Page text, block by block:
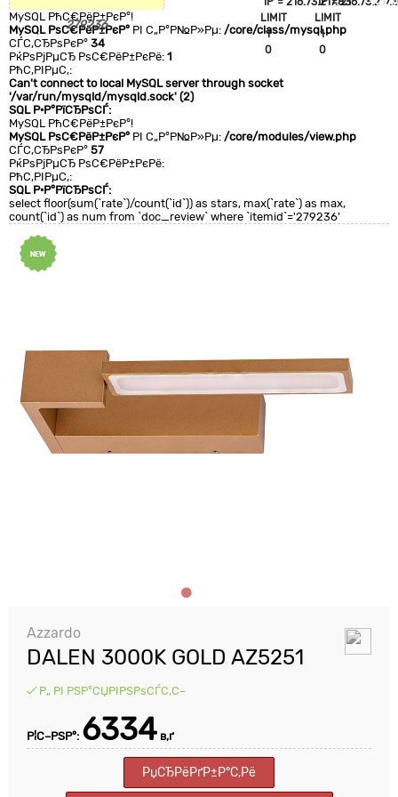
LIMIT
1
0
LIMIT
1
0
279236
MySQL РћС€РёР±РєР°!
MySQL РѕС€РёР±РєР° РІ С„Р°Р№Р»Рµ: /core/class/mysql.php
СЃС‚СЂРѕРєР° 34
РќРѕРјРµСЂ РѕС€РёР±РєРё: 1
РћС‚РІРµС‚:
Can't connect to local MySQL server through socket
'/var/run/mysqld/mysqld.sock' (2)
SQL Р·Р°РїСЂРѕСЃ:
MySQL РћС€РёР±РєР°!
MySQL РѕС€РёР±РєР° РІ С„Р°Р№Р»Рµ: /core/modules/view.php
СЃС‚СЂРѕРєР° 57
РќРѕРјРµСЂ РѕС€РёР±РєРё:
РћС‚РІРµС‚:
SQL Р·Р°РїСЂРѕСЃ:
select floor(sum(`rate`)/count(`id`)) as stars, max(`rate`) as max,
count(`id`) as num from `doc_review` where `itemid`='279236'
Azzardo
DALEN 3000K GOLD AZ5251
Р„ РІ РЅР°СЏРІРЅРѕСЃС‚С–
Р¦С–РЅР°: 6334 в‚ґ
РџСЂРёРґР±Р°С‚Рё